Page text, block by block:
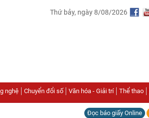
Thứ bảy, ngày 8/08/2026
nghệ Chuyển đổi số Văn hóa - Giải trí Thể thao
Đọc báo giấy Online